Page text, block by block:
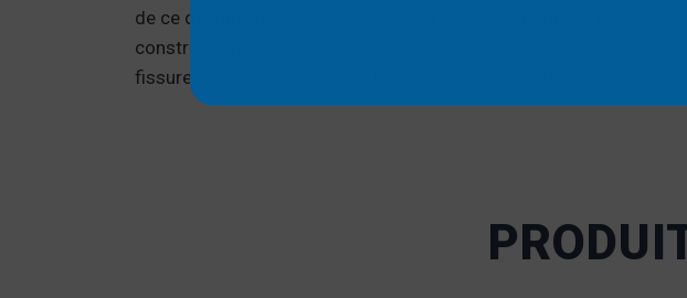
de ce design une véritable solution à installer et oublier. La
construction durable résiste à une utilisation intensive sans
fissures, décoloration ou perte de sa surface texturée.